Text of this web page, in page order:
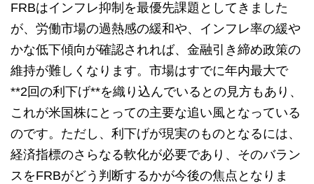
FRBはインフレ抑制を最優先課題としてきました
が、労働市場の過熱感の緩和や、インフレ率の緩や
かな低下傾向が確認されれば、金融引き締め政策の
維持が難しくなります。市場はすでに年内最大で
**2回の利下げ**を織り込んでいるとの見方もあり、
これが米国株にとっての主要な追い風となっている
のです。ただし、利下げが現実のものとなるには、
経済指標のさらなる軟化が必要であり、そのバラン
スをFRBがどう判断するかが今後の焦点となりま